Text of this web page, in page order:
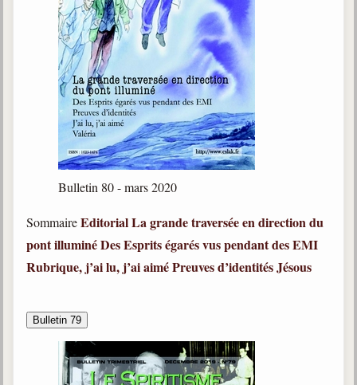
Bulletin 80 - mars 2020
SommaireEditorialLa grande traversée en direction du
pont illuminéDes Esprits égarés vus pendant des EMI
Rubrique, j’ai lu, j’ai aiméPreuves d’identitésJésous
Bulletin 79